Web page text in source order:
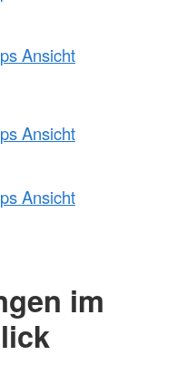
Ansicht
Ansicht
Ansicht
im